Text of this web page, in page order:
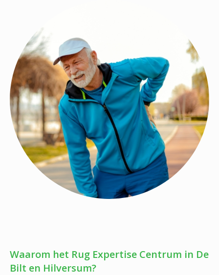
Waarom het Rug Expertise Centrum in De
Bilt en Hilversum?